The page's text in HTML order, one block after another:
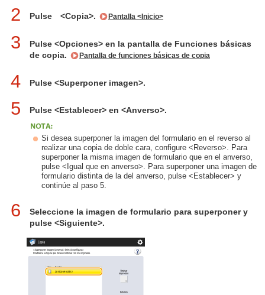
2 Pulse <Copia>. Pantalla <Inicio>
3
Pulse <Opciones> en la pantalla de Funciones básicas
de copia.
Pantalla de funciones básicas de copia
4 Pulse <Superponer imagen>.
5 Pulse <Establecer> en <Anverso>.
Si desea superponer la imagen del formulario en el reverso al
realizar una copia de doble cara, configure <Reverso>. Para
superponer la misma imagen de formulario que en el anverso,
pulse <Igual que en anverso>. Para superponer una imagen de
formulario distinta de la del anverso, pulse <Establecer> y
continúe al paso 5.
6
Seleccione la imagen de formulario para superponer y
pulse <Siguiente>.